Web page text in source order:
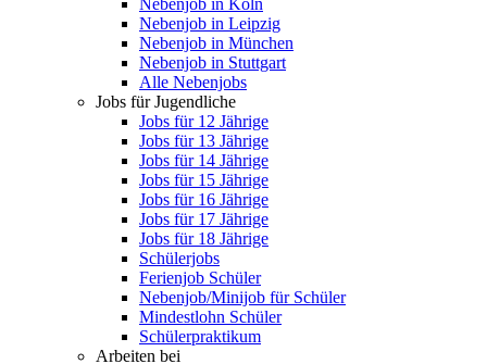
Nebenjob in Köln
Nebenjob in Leipzig
Nebenjob in München
Nebenjob in Stuttgart
Alle Nebenjobs
Jobs für Jugendliche
Jobs für 12 Jährige
Jobs für 13 Jährige
Jobs für 14 Jährige
Jobs für 15 Jährige
Jobs für 16 Jährige
Jobs für 17 Jährige
Jobs für 18 Jährige
Schülerjobs
Ferienjob Schüler
Nebenjob/Minijob für Schüler
Mindestlohn Schüler
Schülerpraktikum
Arbeiten bei